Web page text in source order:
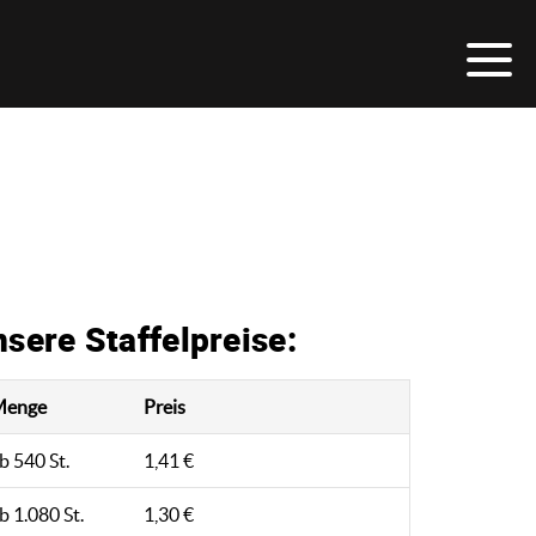
Staffelpreise:
Preis
540 St. 1,41 €
1.080 St. 1,30 €